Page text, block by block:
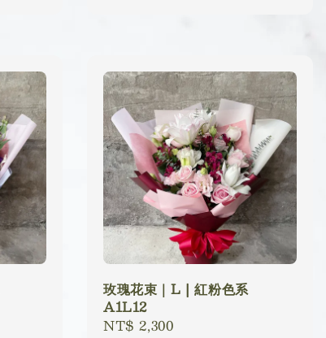
玫瑰花束｜L | 紅粉色系
A1L12
Regular
NT$ 2,300